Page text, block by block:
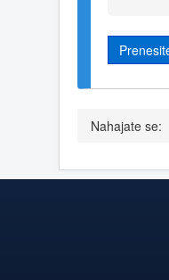
Nahajate se: